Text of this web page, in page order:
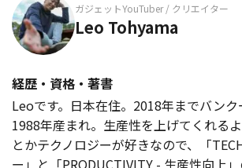
ガジェットYouTuber / クリエイター
Leo Tohyama
経歴・資格・著書
Leoです。日本在住。2018年までバンク
1988年産まれ。生産性を上げてくれる
とかテクノロジーが好きなので、「
ー」と「PRODUCTIVITY - 生産性向上」